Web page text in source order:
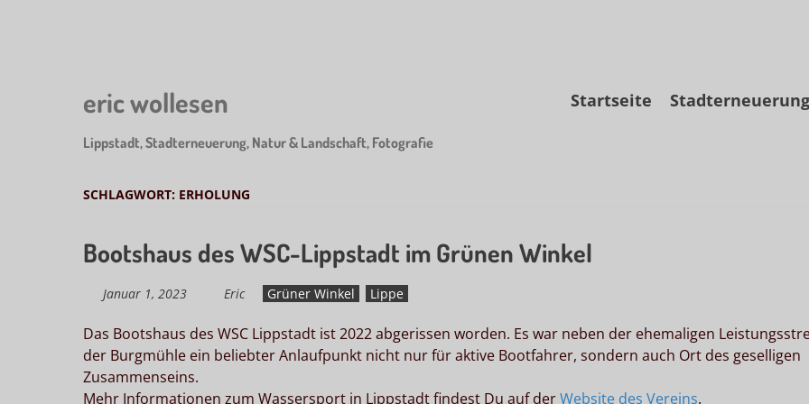
eric wollesen
Lippstadt, Stadterneuerung, Natur & Landschaft, Fotografie
Skip
to
Startseite Stadterneuerung
SCHLAGWORT: ERHOLUNG
Bootshaus des WSC-Lippstadt im Grünen Winkel
Januar 1, 2023 Eric Grüner Winkel Lippe
Das Bootshaus des WSC Lippstadt ist 2022 abgerissen worden. Es war neben der ehemaligen
der Burgmühle ein beliebter Anlaufpunkt nicht nur für aktive Bootfahrer, sondern auch Ort des geselligen
Zusammenseins.
Mehr Informationen zum Wassersport in Lippstadt findest Du auf derWebsite des Vereins.